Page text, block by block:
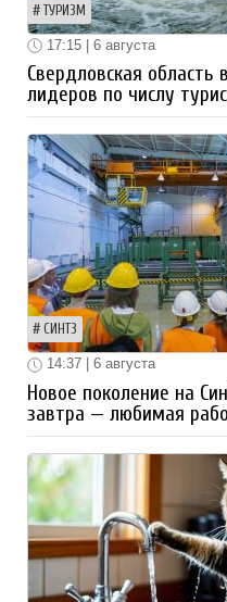
ТУРИЗМ
17:15 | 6 августа
Свердловская
лидеров по числу
СИНТЗ
14:37 | 6 августа
Новое поколение на
завтра — любимая